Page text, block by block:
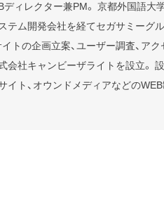
ディレクター兼PM。 京都外国語大
テム開発会社を経てセガサミーグ
トの企画立案、ユーザー調査、ア
会社キャンビーザライトを設立。
イト、オウンドメディアなどの